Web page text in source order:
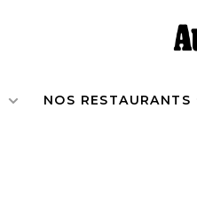
NOS RESTAURANTS